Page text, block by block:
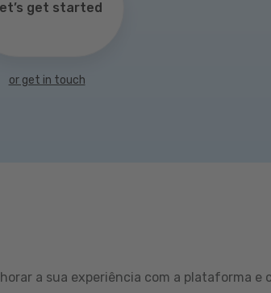
get started
or get in touch
a sua experiência com a plataforma e